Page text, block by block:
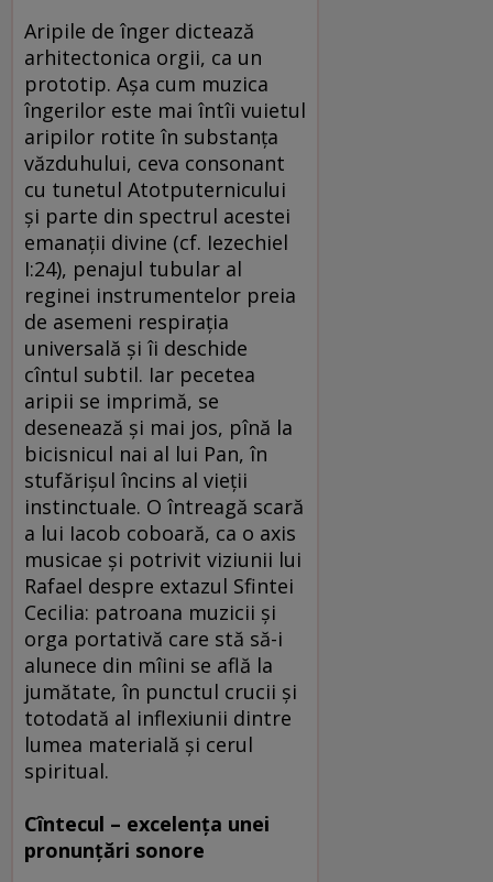
Aripile de înger dictează
arhitectonica orgii, ca un
prototip. Aşa cum muzica
îngerilor este mai întîi vuietul
aripilor rotite în substanţa
văzduhului, ceva consonant
cu tunetul Atotputernicului
şi parte din spectrul acestei
emanaţii divine (cf. Iezechiel
I:24), penajul tubular al
reginei instrumentelor preia
de asemeni respiraţia
universală şi îi deschide
cîntul subtil. Iar pecetea
aripii se imprimă, se
desenează şi mai jos, pînă la
bicisnicul nai al lui Pan, în
stufărişul încins al vieţii
instinctuale. O întreagă scară
a lui Iacob coboară, ca o axis
musicae şi potrivit viziunii lui
Rafael despre extazul Sfintei
Cecilia: patroana muzicii şi
orga portativă care stă să-i
alunece din mîini se află la
jumătate, în punctul crucii şi
totodată al inflexiunii dintre
lumea materială şi cerul
spiritual.
Cîntecul – excelenţa unei
pronunţări sonore